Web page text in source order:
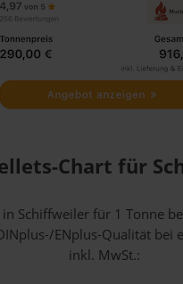
Chart für
in Schiffweiler für 1 Tonne
ENplus-Qualität bei
inkl. MwSt.: